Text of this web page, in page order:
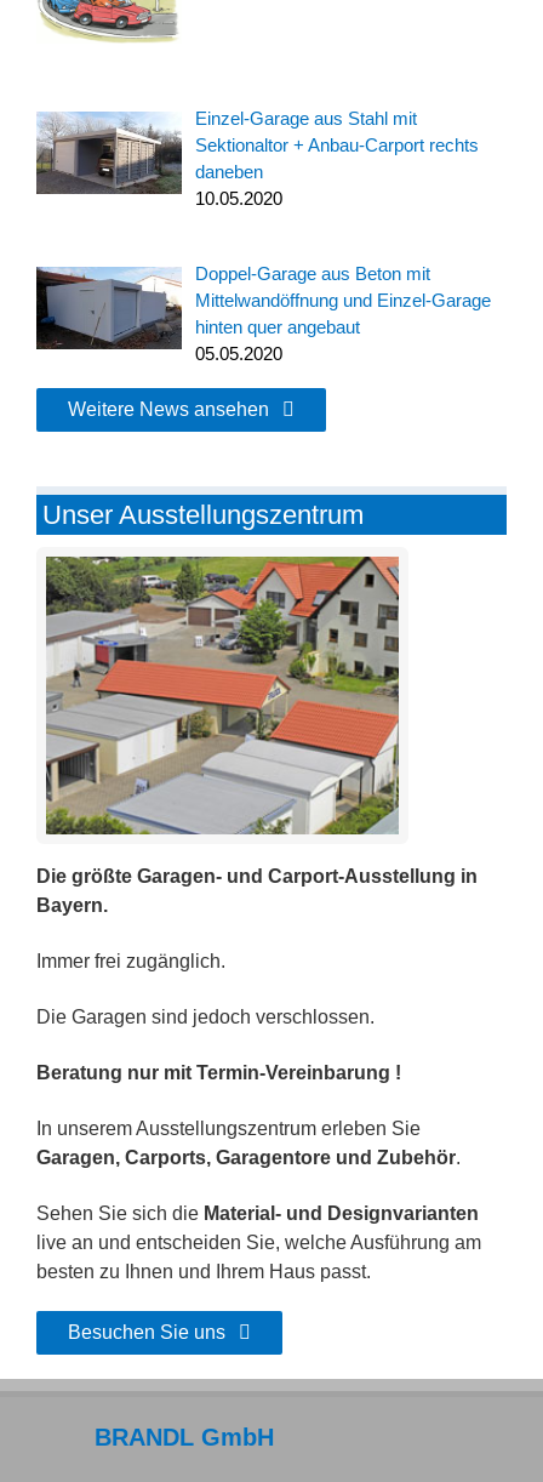
Einzel-Garage aus Stahl mit
Sektionaltor + Anbau-Carport rechts
daneben
10.05.2020
Doppel-Garage aus Beton mit
Mittelwandöffnung und Einzel-Garage
hinten quer angebaut
05.05.2020
Weitere News ansehen
Unser Ausstellungszentrum
Die größte Garagen- und Carport-Ausstellung in
Bayern.
Immer frei zugänglich.
Die Garagen sind jedoch verschlossen.
Beratung nur mit Termin-Vereinbarung !
In unserem Ausstellungszentrum erleben Sie
Garagen, Carports, Garagentore und Zubehör.
Sehen Sie sich die Material- und Designvarianten
live an und entscheiden Sie, welche Ausführung am
besten zu Ihnen und Ihrem Haus passt.
Besuchen Sie uns
BRANDL GmbH